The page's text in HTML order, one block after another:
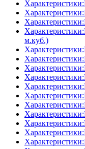
м.куб.)